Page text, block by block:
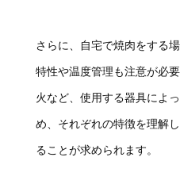
さらに、自宅で焼肉をする
特性や温度管理も注意が必
火など、使用する器具によ
め、それぞれの特徴を理解
ることが求められます。